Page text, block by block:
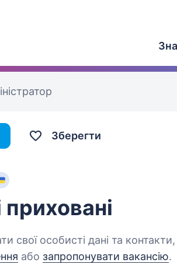
Зберегти
приховані
свої особисті дані та
або запропонувати вакансію.